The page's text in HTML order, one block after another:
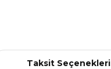
Taksit Seçenekleri